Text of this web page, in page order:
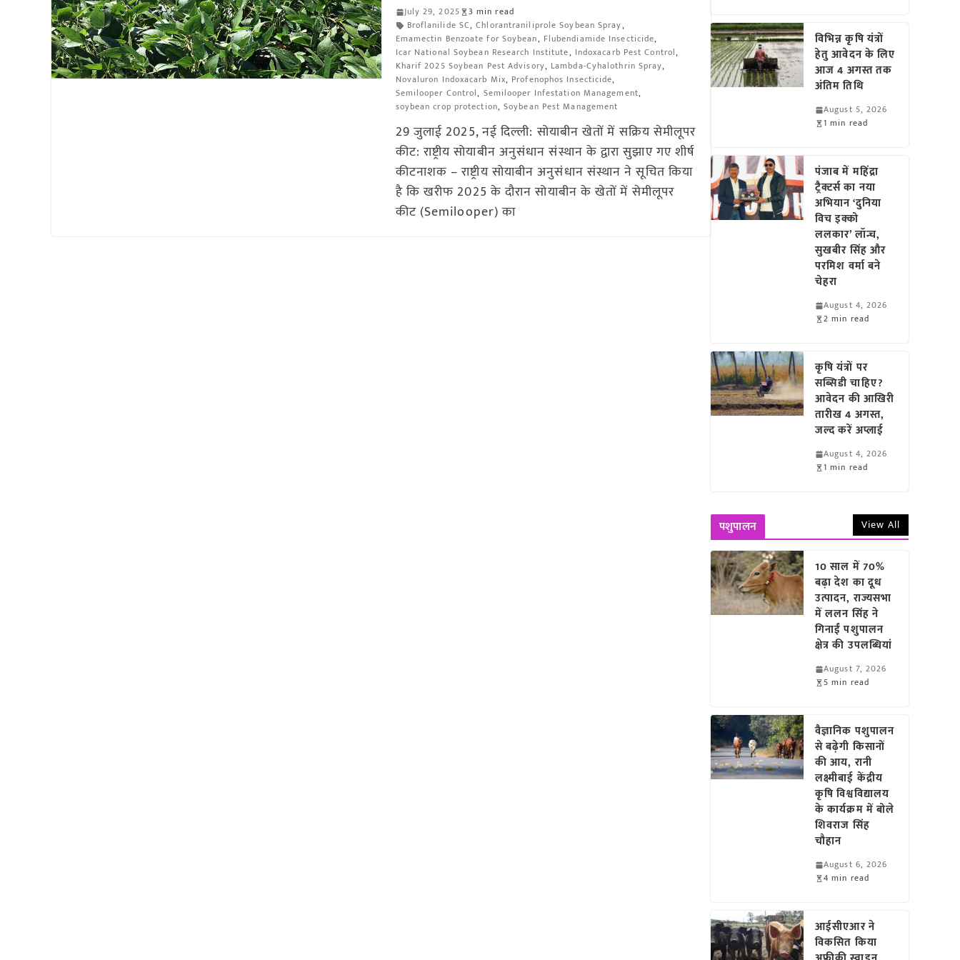
July 29, 2025
3 min read
Broflanilide SC,Chlorantraniliprole Soybean Spray,
Emamectin Benzoate for Soybean, Flubendiamide Insecticide,
Icar National Soybean Research Institute, Indoxacarb Pest Control,
Kharif 2025 Soybean Pest Advisory, Lambda-Cyhalothrin Spray,
Novaluron Indoxacarb Mix, Profenophos Insecticide,
Semilooper Control, Semilooper Infestation Management,
soybean crop protection,Soybean Pest Management
29 जुलाई 2025, नई दिल्ली: सोयाबीन खेतों में सक्रिय सेमीलूपर
कीट: राष्ट्रीय सोयाबीन अनुसंधान संस्थान के द्वारा सुझाए गए शीर्ष
कीटनाशक – राष्ट्रीय सोयाबीन अनुसंधान संस्थान ने सूचित किया
है कि खरीफ 2025 के दौरान सोयाबीन के खेतों में सेमीलूपर
कीट (Semilooper) का
विभिन्न कृषि यंत्रों
हेतु आवेदन के लिए
आज 4 अगस्त तक
अंतिम तिथि
August 5, 2026
1 min read
पंजाब में महिंद्रा
ट्रैक्टर्स का नया
अभियान ‘दुनिया
विच इक्को
ललकार’ लॉन्च,
सुखबीर सिंह और
परमिश वर्मा बने
चेहरा
August 4, 2026
2 min read
कृषि यंत्रों पर
सब्सिडी चाहिए?
आवेदन की आखिरी
तारीख 4 अगस्त,
जल्द करें अप्लाई
August 4, 2026
1 min read
पशुपालन View All
10 साल में 70%
बढ़ा देश का दूध
उत्पादन, राज्यसभा
में ललन सिंह ने
गिनाईं पशुपालन
क्षेत्र की उपलब्धियां
August 7, 2026
5 min read
वैज्ञानिक पशुपालन
से बढ़ेगी किसानों
की आय, रानी
लक्ष्मीबाई केंद्रीय
कृषि विश्वविद्यालय
के कार्यक्रम में बोले
शिवराज सिंह
चौहान
August 6, 2026
4 min read
आईसीएआर ने
विकसित किया